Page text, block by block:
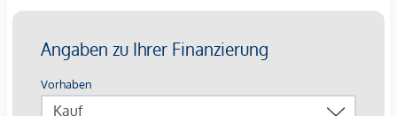
Investition in langfristige Renditen und Wertzuwachs.
Erstklassige Lage für höchste Mieterzufriedenheit
In der Traisengasse 20–22 im Herzen des 20. Wiener
Bezirks genießen Ihre Mieter die perfekte Balance aus